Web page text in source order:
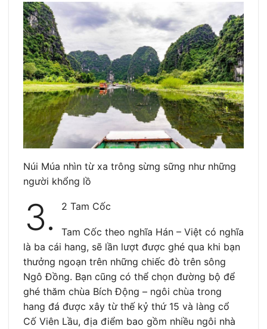
Núi Múa nhìn từ xa trông sừng sững như những
người khổng lồ
3. 2 Tam Cốc
Tam Cốc theo nghĩa Hán – Việt có nghĩa
là ba cái hang, sẽ lần lượt được ghé qua khi bạn
thưởng ngoạn trên những chiếc đò trên sông
Ngô Đồng. Bạn cũng có thể chọn đường bộ để
ghé thăm chùa Bích Động – ngôi chùa trong
hang đá được xây từ thế kỷ thứ 15 và làng cổ
Cố Viên Lầu, địa điểm bao gồm nhiều ngôi nhà